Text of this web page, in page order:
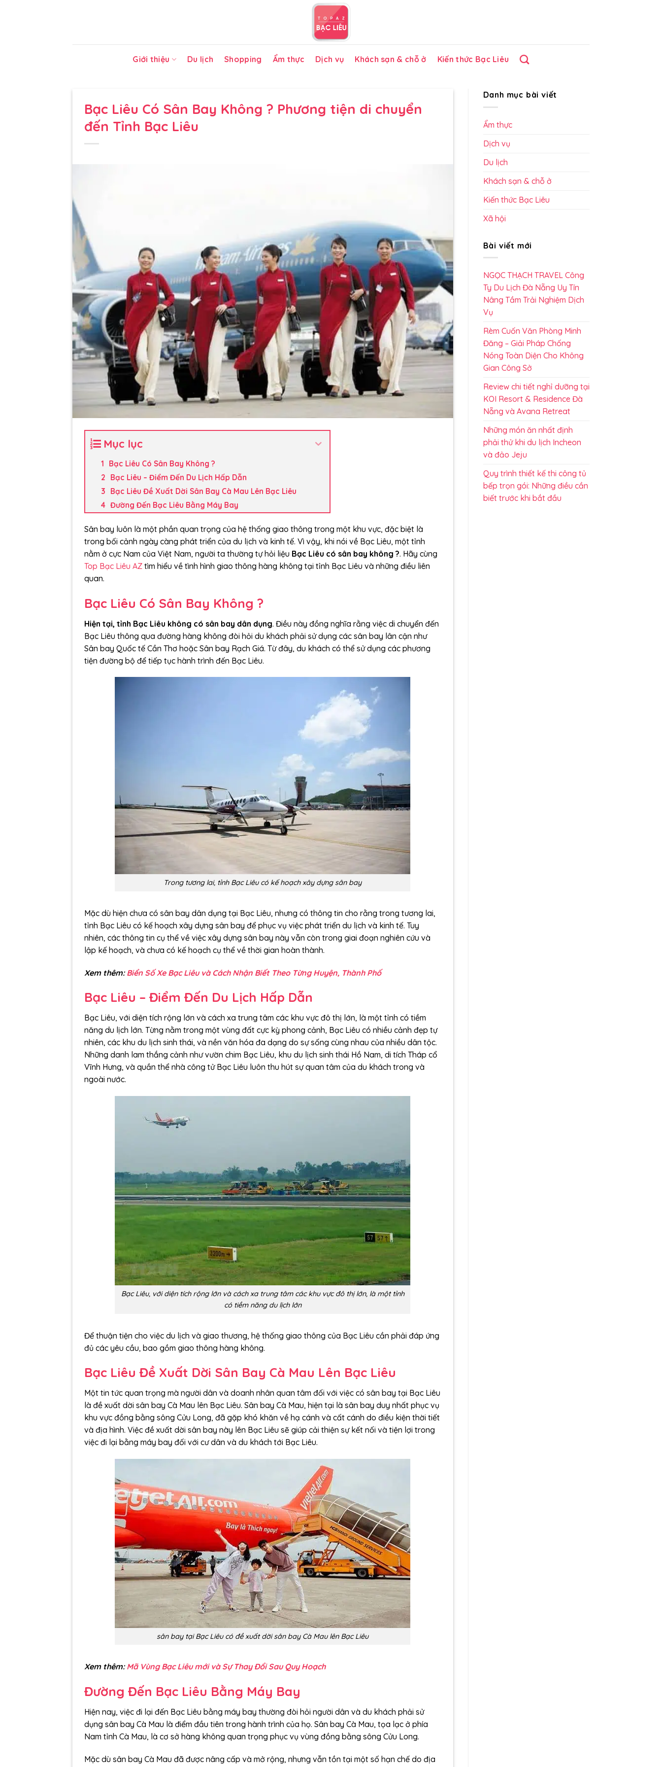
Giới thiệu
Du lịch Shopping Ẩm thực Dịch vụ Khách sạn & chỗ ở Kiến thức Bạc Liêu
Bạc Liêu Có Sân Bay Không ? Phương tiện di chuyển
đến Tỉnh Bạc Liêu
Mục lục
Bạc Liêu Có Sân Bay Không ?
Bạc Liêu – Điểm Đến Du Lịch Hấp Dẫn
Bạc Liêu Đề Xuất Dời Sân Bay Cà Mau Lên Bạc Liêu
Đường Đến Bạc Liêu Bằng Máy Bay
Sân bay luôn là một phần quan trọng của hệ thống giao thông trong một khu vực, đặc biệt là
trong bối cảnh ngày càng phát triển của du lịch và kinh tế. Vì vậy, khi nói về Bạc Liêu, một tỉnh
nằm ở cực Nam của Việt Nam, người ta thường tự hỏi liệu Bạc Liêu có sân bay không ?. Hãy cùng
Top Bạc Liêu AZ tìm hiểu về tình hình giao thông hàng không tại tỉnh Bạc Liêu và những điều liên
quan.
Bạc Liêu Có Sân Bay Không ?
Hiện tại, tỉnh Bạc Liêu không có sân bay dân dụng. Điều này đồng nghĩa rằng việc di chuyển đến
Bạc Liêu thông qua đường hàng không đòi hỏi du khách phải sử dụng các sân bay lân cận như
Sân bay Quốc tế Cần Thơ hoặc Sân bay Rạch Giá. Từ đây, du khách có thể sử dụng các phương
tiện đường bộ để tiếp tục hành trình đến Bạc Liêu.
Trong tương lai, tỉnh Bạc Liêu có kế hoạch xây dựng sân bay
Mặc dù hiện chưa có sân bay dân dụng tại Bạc Liêu, nhưng có thông tin cho rằng trong tương lai,
tỉnh Bạc Liêu có kế hoạch xây dựng sân bay để phục vụ việc phát triển du lịch và kinh tế. Tuy
nhiên, các thông tin cụ thể về việc xây dựng sân bay này vẫn còn trong giai đoạn nghiên cứu và
lập kế hoạch, và chưa có kế hoạch cụ thể về thời gian hoàn thành.
Xem thêm:Biển Số Xe Bạc Liêu và Cách Nhận Biết Theo Từng Huyện, Thành Phố
Bạc Liêu – Điểm Đến Du Lịch Hấp Dẫn
Bạc Liêu, với diện tích rộng lớn và cách xa trung tâm các khu vực đô thị lớn, là một tỉnh có tiềm
năng du lịch lớn. Từng nằm trong một vùng đất cực kỳ phong cảnh, Bạc Liêu có nhiều cảnh đẹp tự
nhiên, các khu du lịch sinh thái, và nền văn hóa đa dạng do sự sống cùng nhau của nhiều dân tộc.
Những danh lam thắng cảnh như vườn chim Bạc Liêu, khu du lịch sinh thái Hồ Nam, di tích Tháp cổ
Vĩnh Hưng, và quần thể nhà công tử Bạc Liêu luôn thu hút sự quan tâm của du khách trong và
ngoài nước.
Bạc Liêu, với diện tích rộng lớn và cách xa trung tâm các khu vực đô thị lớn, là một tỉnh
có tiềm năng du lịch lớn
Để thuận tiện cho việc du lịch và giao thương, hệ thống giao thông của Bạc Liêu cần phải đáp ứng
đủ các yêu cầu, bao gồm giao thông hàng không.
Bạc Liêu Đề Xuất Dời Sân Bay Cà Mau Lên Bạc Liêu
Một tin tức quan trọng mà người dân và doanh nhân quan tâm đối với việc có sân bay tại Bạc Liêu
là đề xuất dời sân bay Cà Mau lên Bạc Liêu. Sân bay Cà Mau, hiện tại là sân bay duy nhất phục vụ
khu vực đồng bằng sông Cửu Long, đã gặp khó khăn về hạ cánh và cất cánh do điều kiện thời tiết
và địa hình. Việc đề xuất dời sân bay này lên Bạc Liêu sẽ giúp cải thiện sự kết nối và tiện lợi trong
việc đi lại bằng máy bay đối với cư dân và du khách tới Bạc Liêu.
sân bay tại Bạc Liêu có đề xuất dời sân bay Cà Mau lên Bạc Liêu
Xem thêm:Mã Vùng Bạc Liêu mới và Sự Thay Đổi Sau Quy Hoạch
Đường Đến Bạc Liêu Bằng Máy Bay
Hiện nay, việc đi lại đến Bạc Liêu bằng máy bay thường đòi hỏi người dân và du khách phải sử
dụng sân bay Cà Mau là điểm đầu tiên trong hành trình của họ. Sân bay Cà Mau, tọa lạc ở phía
Nam tỉnh Cà Mau, là cơ sở hàng không quan trọng phục vụ vùng đồng bằng sông Cửu Long.
Mặc dù sân bay Cà Mau đã được nâng cấp và mở rộng, nhưng vẫn tồn tại một số hạn chế do địa
Danh mục bài viết
Ẩm thực
Dịch vụ
Du lịch
Khách sạn & chỗ ở
Kiến thức Bạc Liêu
Xã hội
Bài viết mới
NGỌC THẠCH TRAVEL Công
Ty Du Lịch Đà Nẵng Uy Tín
Nâng Tầm Trải Nghiệm Dịch
Vụ
Rèm Cuốn Văn Phòng Minh
Đăng – Giải Pháp Chống
Nóng Toàn Diện Cho Không
Gian Công Sở
Review chi tiết nghỉ dưỡng tại
KOI Resort & Residence Đà
Nẵng và Avana Retreat
Những món ăn nhất định
phải thử khi du lịch Incheon
và đảo Jeju
Quy trình thiết kế thi công tủ
bếp trọn gói: Những điều cần
biết trước khi bắt đầu